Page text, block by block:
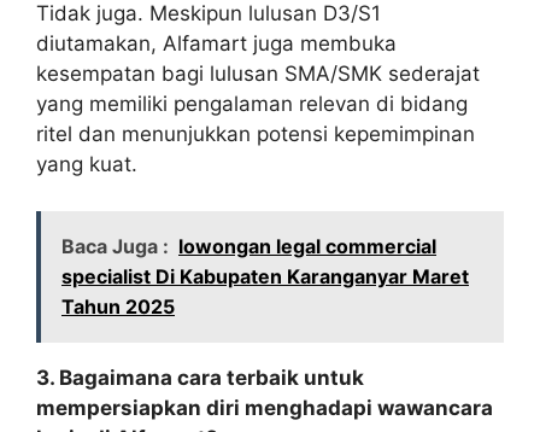
Tidak juga. Meskipun lulusan D3/S1
diutamakan, Alfamart juga membuka
kesempatan bagi lulusan SMA/SMK sederajat
yang memiliki pengalaman relevan di bidang
ritel dan menunjukkan potensi kepemimpinan
yang kuat.
Baca Juga : lowongan legal commercial
specialist Di Kabupaten Karanganyar Maret
Tahun 2025
3. Bagaimana cara terbaik untuk
mempersiapkan diri menghadapi wawancara